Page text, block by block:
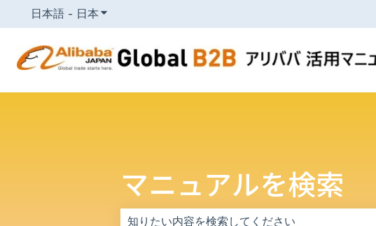
日本語 - 日本 翻訳のサブメニューを表示
マニュアルを検索